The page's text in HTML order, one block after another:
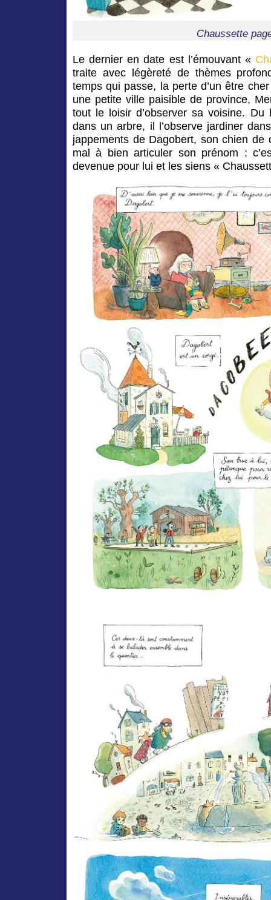
Chaussette
Le dernier en date est l’émouvant «
traite avec légèreté de thèmes
temps qui passe, la perte d’un être
une petite ville paisible de province,
tout le loisir d’observer sa voisine.
dans un arbre, il l’observe jardiner
jappements de Dagobert, son chien de
mal à bien articuler son prénom :
devenue pour lui et les siens «